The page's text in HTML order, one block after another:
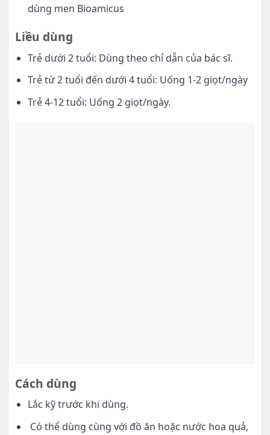
dùng men Bioamicus
Liều dùng
Trẻ dưới 2 tuổi: Dùng theo chỉ dẫn của bác sĩ.
Trẻ từ 2 tuổi đến dưới 4 tuổi: Uống 1-2 giọt/ngày
Trẻ 4-12 tuổi: Uống 2 giọt/ngày.
Cách dùng
Lắc kỹ trước khi dùng.
Có thể dùng cùng với đồ ăn hoặc nước hoa quả,